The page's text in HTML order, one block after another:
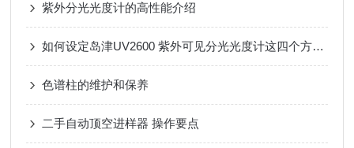
紫外分光光度计的高性能介绍
如何设定岛津UV2600 紫外可见分光光度计这四个方面的条件？
色谱柱的维护和保养
二手自动顶空进样器 操作要点